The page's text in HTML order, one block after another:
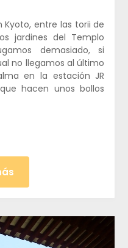
Kyoto, entre las torii de
jardines del Templo
demasiado, si
no llegamos al último
en la estación JR
hacen unos bollos